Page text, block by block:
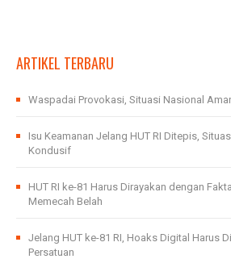
ARTIKEL TERBARU
Waspadai Provokasi, Situasi Nasional
Isu Keamanan Jelang HUT RI Ditepis,
Kondusif
HUT RI ke-81 Harus Dirayakan dengan
Memecah Belah
Jelang HUT ke-81 RI, Hoaks Digital Harus
Persatuan